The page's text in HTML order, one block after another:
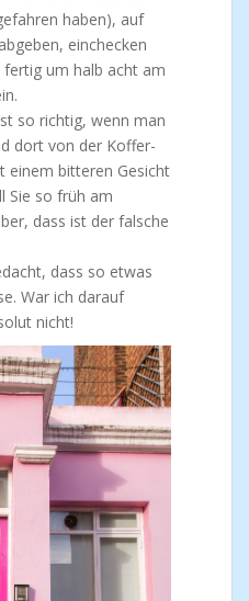
haben), auf
einchecken
um halb acht am
so richtig, wenn man
dort von der Koffer-
einem bitteren Gesicht
Sie so früh am
dass ist der falsche
dass so etwas
War ich darauf
nicht!